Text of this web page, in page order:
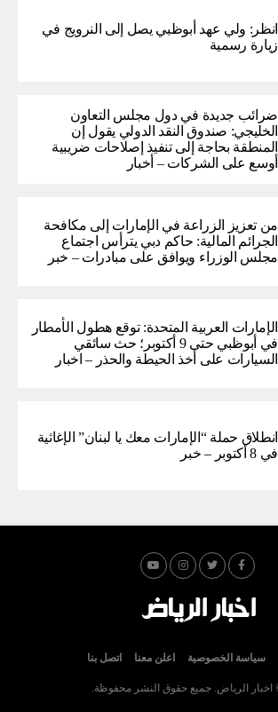
انظر: ولي عهد أبوظبي يصل إلى النرويج في
زيارة رسمية
ضرائب جديدة في دول مجلس التعاون
الخليجي: صندوق النقد الدولي يقول إن
المنطقة بحاجة إلى تنفيذ إصلاحات ضريبية
أوسع على الشركات – أخبار
من تعزيز الزراعة في الإمارات إلى مكافحة
الجرائم المالية: حاكم دبي يترأس اجتماع
مجلس الوزراء ويوافق على مبادرات – خبر
الإمارات العربية المتحدة: توقع هطول الأمطار
في أبوظبي حتى 9 أكتوبر؛ حث سائقي
السيارات على أخذ الحيطة والحذر – اخبار
انطلاق حملة “الإمارات معك يا لبنان” الإغاثية
في 8 أكتوبر – خبر
سياسة الخصوصية اعلن معنا اتصل بنا